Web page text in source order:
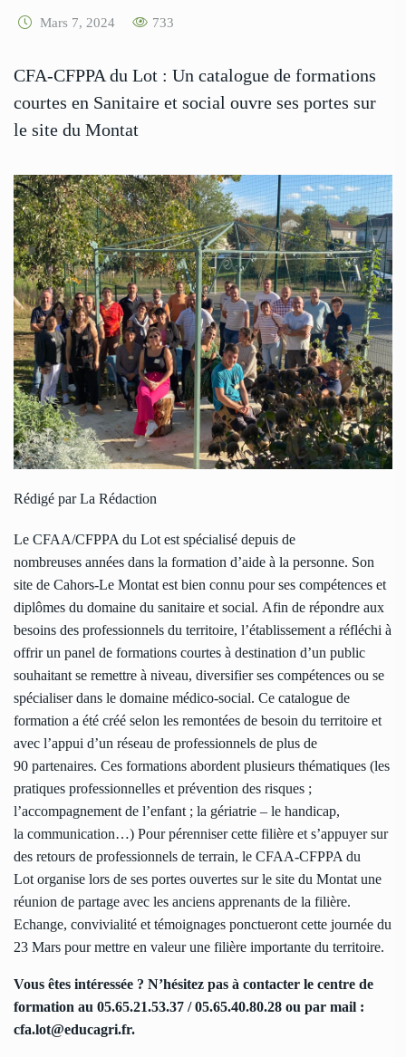
Mars 7, 2024 733
CFA-CFPPA du Lot : Un catalogue de formations
courtes en Sanitaire et social ouvre ses portes sur
le site du Montat
Rédigé par La Rédaction
Le CFAA/CFPPA du Lot est spécialisé depuis de
nombreuses années dans la formation d’aide à la personne. Son
site de Cahors-Le Montat est bien connu pour ses compétences et
diplômes du domaine du sanitaire et social. Afin de répondre aux
besoins des professionnels du territoire, l’établissement a réfléchi à
offrir un panel de formations courtes à destination d’un public
souhaitant se remettre à niveau, diversifier ses compétences ou se
spécialiser dans le domaine médico-social. Ce catalogue de
formation a été créé selon les remontées de besoin du territoire et
avec l’appui d’un réseau de professionnels de plus de
90 partenaires. Ces formations abordent plusieurs thématiques (les
pratiques professionnelles et prévention des risques ;
l’accompagnement de l’enfant ; la gériatrie – le handicap,
la communication…) Pour pérenniser cette filière et s’appuyer sur
des retours de professionnels de terrain, le CFAA-CFPPA du
Lot organise lors de ses portes ouvertes sur le site du Montat une
réunion de partage avec les anciens apprenants de la filière.
Echange, convivialité et témoignages ponctueront cette journée du
23 Mars pour mettre en valeur une filière importante du territoire.
Vous êtes intéressée ? N’hésitez pas à contacter le centre de
formation au 05.65.21.53.37 / 05.65.40.80.28 ou par mail :
cfa.lot@educagri.fr.